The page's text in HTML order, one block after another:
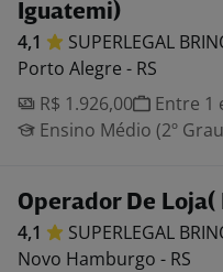
Iguatemi)
4,1 SUPERLEGAL
Porto Alegre - RS
R$ 1.926,00
Entre 1
Ensino Médio (2º
Operador De Loja(
4,1 SUPERLEGAL
Novo Hamburgo - RS